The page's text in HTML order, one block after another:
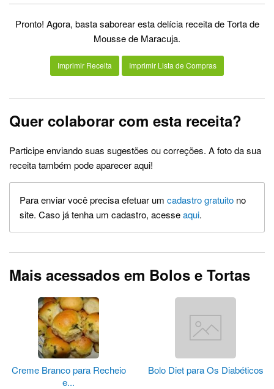
Pronto! Agora, basta saborear esta delícia receita de Torta de
Mousse de Maracuja.
Imprimir Receita Imprimir Lista de Compras
Quer colaborar com esta receita?
Participe enviando suas sugestões ou correções. A foto da sua
receita também pode aparecer aqui!
Para enviar você precisa efetuar um cadastro gratuito no
site. Caso já tenha um cadastro, acesseaqui.
Mais acessados em Bolos e Tortas
Creme Branco para Recheio
e...
Bolo Diet para Os Diabéticos